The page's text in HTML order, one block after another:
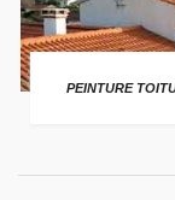
PEINTURE